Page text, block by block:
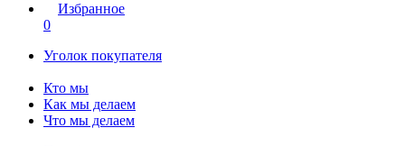
Избранное
0
Уголок покупателя
Кто мы
Как мы делаем
Что мы делаем